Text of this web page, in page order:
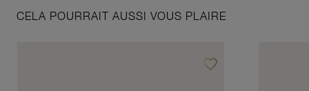
CELA POURRAIT AUSSI VOUS PLAIRE
favorite_borderAjouter à vos favoris